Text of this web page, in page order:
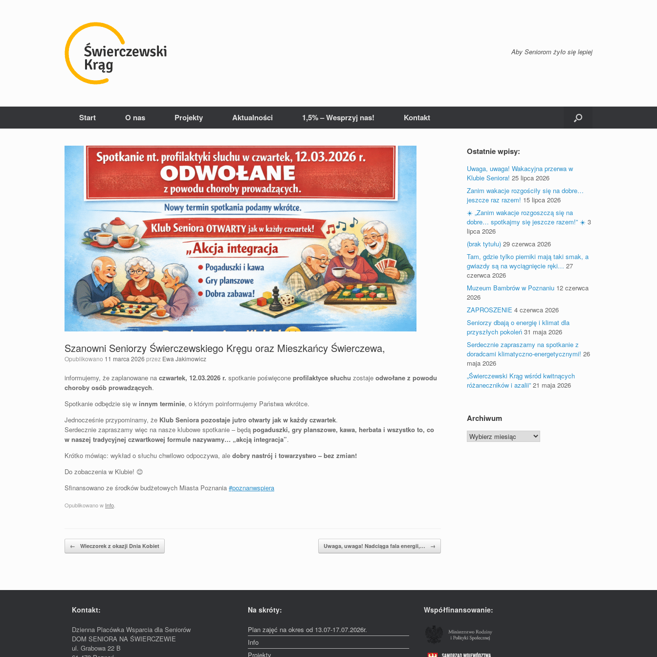
Aby Seniorom żyło się lepiej
Start O nas Projekty Aktualności 1,5% – Wesprzyj nas! Kontakt
Szanowni Seniorzy Świerczewskiego Kręgu oraz Mieszkańcy Świerczewa,
Opublikowano 11 marca 2026 przez Ewa Jakimowicz
informujemy, że zaplanowane na czwartek, 12.03.2026 r. spotkanie poświęcone profilaktyce słuchu zostaje odwołane z powodu
choroby osób prowadzących.
Spotkanie odbędzie się w innym terminie, o którym poinformujemy Państwa wkrótce.
Jednocześnie przypominamy, że Klub Seniora pozostaje jutro otwarty jak w każdy czwartek.
Serdecznie zapraszamy więc na nasze klubowe spotkanie – będą pogaduszki, gry planszowe, kawa, herbata i wszystko to, co
w naszej tradycyjnej czwartkowej formule nazywamy… „akcją integracja”.
Krótko mówiąc: wykład o słuchu chwilowo odpoczywa, ale dobry nastrój i towarzystwo – bez zmian!
Do zobaczenia w Klubie! 😊
Sfinansowano ze środków budżetowych Miasta Poznania #poznanwspiera
Opublikowano w Info
Postal nawigacja
← Wieczorek z okazji Dnia Kobiet Uwaga, uwaga! Nadciąga fala energii,… →
Ostatnie wpisy:
Uwaga, uwaga! Wakacyjna przerwa w
Klubie Seniora! 25 lipca 2026
Zanim wakacje rozgościły się na dobre…
jeszcze raz razem! 15 lipca 2026
☀️ „Zanim wakacje rozgoszczą się na
dobre… spotkajmy się jeszcze razem!” ☀️ 3
lipca 2026
(brak tytułu) 29 czerwca 2026
Tam, gdzie tylko pierniki mają taki smak, a
gwiazdy są na wyciągnięcie ręki… 27
czerwca 2026
Muzeum Bambrów w Poznaniu 12 czerwca
2026
ZAPROSZENIE 4 czerwca 2026
Seniorzy dbają o energię i klimat dla
przyszłych pokoleń 31 maja 2026
Serdecznie zapraszamy na spotkanie z
doradcami klimatyczno-energetycznymi! 26
maja 2026
„Świerczewski Krąg wśród kwitnących
różaneczników i azalii” 21 maja 2026
Archiwum
Archiwum
Kontakt:
Dzienna Placówka Wsparcia dla Seniorów
DOM SENIORA NA ŚWIERCZEWIE
ul. Grabowa 22 B
Na skróty:
Plan zajęć na okres od 13.07-17.07.2026r.
Info
Projekty
Współfinansowanie: